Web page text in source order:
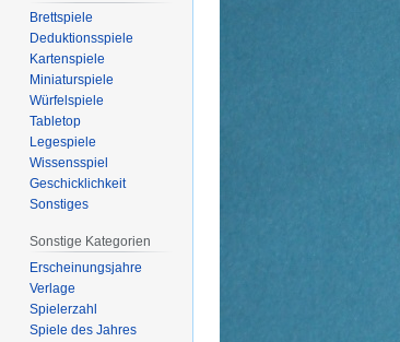
Brettspiele
Deduktionsspiele
Kartenspiele
Miniaturspiele
Würfelspiele
Tabletop
Legespiele
Wissensspiel
Geschicklichkeit
Sonstiges
Sonstige Kategorien
Erscheinungsjahre
Verlage
Spielerzahl
Spiele des Jahres